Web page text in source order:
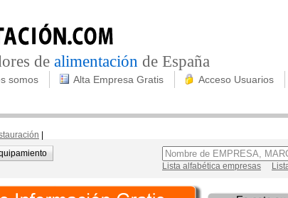
de alimentación de España
somos Alta Empresa Gratis Acceso Usuarios
Lista alfabética empresas